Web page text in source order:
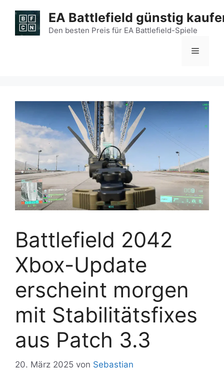
Inhalt
springen
EA Battlefield günstig
Den besten Preis für EA Battlefield-Spiele
Menü
Battlefield 2042
Xbox-Update
erscheint morgen
mit Stabilitätsfixes
aus Patch 3.3
20. März 2025 von Sebastian